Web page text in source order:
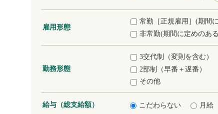
雇用形態
常勤［正規雇用］(期間
非常勤(期間に定めのあ
勤務形態
3交代制（変則を含む）
2部制（早番＋遅番）
その他
給与（総支給額） こだわらない 月給